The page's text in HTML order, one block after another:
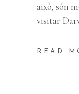
això, són
visitar
READ